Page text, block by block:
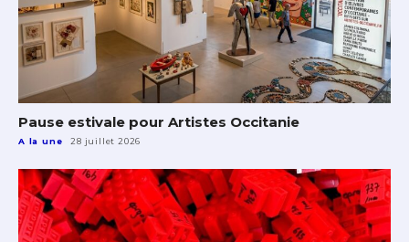
Pause estivale pour Artistes Occitanie
A la une 28 juillet 2026